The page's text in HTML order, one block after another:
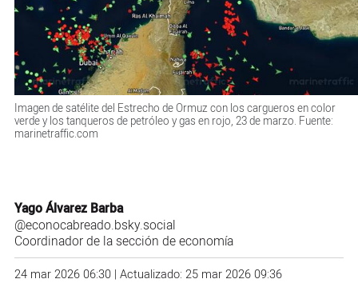
Imagen de satélite del Estrecho de Ormuz con los cargueros en color
verde y los tanqueros de petróleo y gas en rojo, 23 de marzo. Fuente:
marinetraffic.com
Yago Álvarez Barba
@econocabreado.bsky.social
Coordinador de la sección de economía
24 mar 2026 06:30 | Actualizado: 25 mar 2026 09:36